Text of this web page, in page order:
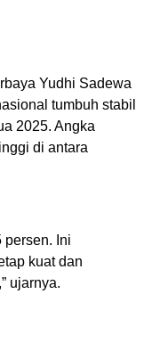
Yudhi Sadewa
tumbuh stabil
2025. Angka
di antara
persen. Ini
kuat dan
ujarnya.